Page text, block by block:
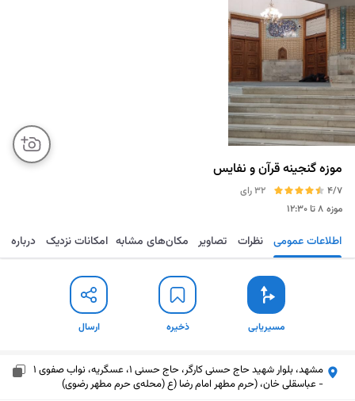
موزه گنجینه قرآن و نفایس
4/7
32 رای
موزه ۸ تا ۱۲:۳۰
مسیریابی ذخیره ارسال اطلاعات عمومی نظرات تصاویر مکان‌های مشابه امکانات نزدیک درباره
مسیریابی ذخیره ارسال
مشهد، بلوار شهید حاج حسنی کارگر، حاج حسنی 1، عسگریه، نواب صفوی 1
- عباسقلی خان، (حرم مطهر امام رضا (ع (محله‌ی حرم مطهر رضوی)